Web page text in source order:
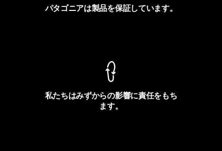
パタゴニアは製品を保証しています。
私たちはみずからの影響に責任をもち
ます。